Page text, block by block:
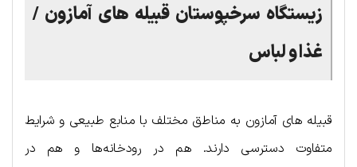
زیستگاه سرخپوستان قبیله های آمازون /
غذا و لباس
قبیله های آمازون به مناطق مختلف با منابع طبیعی و شرایط
متفاوت دسترسی دارند. هم در رودخانه‌ها و هم در